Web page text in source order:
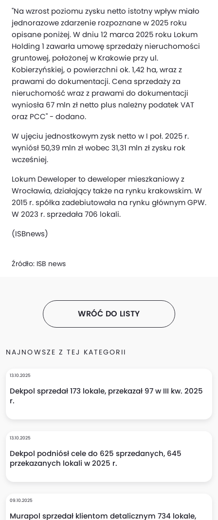
"Na wzrost poziomu zysku netto istotny wpływ miało
jednorazowe zdarzenie rozpoznane w 2025 roku
opisane poniżej. W dniu 12 marca 2025 roku Lokum
Holding 1 zawarła umowę sprzedaży nieruchomości
gruntowej, położonej w Krakowie przy ul.
Kobierzyńskiej, o powierzchni ok. 1,42 ha, wraz z
prawami do dokumentacji. Cena sprzedaży za
nieruchomość wraz z prawami do dokumentacji
wyniosła 67 mln zł netto plus należny podatek VAT
oraz PCC" - dodano.
W ujęciu jednostkowym zysk netto w I poł. 2025 r.
wyniósł 50,39 mln zł wobec 31,31 mln zł zysku rok
wcześniej.
Lokum Deweloper to deweloper mieszkaniowy z
Wrocławia, działający także na rynku krakowskim. W
2015 r. spółka zadebiutowała na rynku głównym GPW.
W 2023 r. sprzedała 706 lokali.
(ISBnews)
Źródło: ISB news
WRÓĆ DO LISTY
NAJNOWSZE Z TEJ KATEGORII
13.10.2025
Dekpol sprzedał 173 lokale, przekazał 97 w III kw. 2025
r.
13.10.2025
Dekpol podniósł cele do 625 sprzedanych, 645
przekazanych lokali w 2025 r.
09.10.2025
Murapol sprzedał klientom detalicznym 734 lokale,